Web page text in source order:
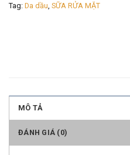
Tag: Da dầu SỮA RỬA MẶT
MÔ TẢ
ĐÁNH GIÁ (0)